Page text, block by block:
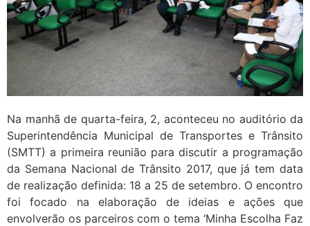
Na manhã de quarta-feira, 2, aconteceu no auditório da
Superintendência Municipal de Transportes e Trânsito
(SMTT) a primeira reunião para discutir a programação
da Semana Nacional de Trânsito 2017, que já tem data
de realização definida: 18 a 25 de setembro. O encontro
foi focado na elaboração de ideias e ações que
envolverão os parceiros com o tema ‘Minha Escolha Faz